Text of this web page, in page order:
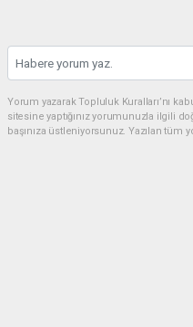
Yorum yazarak Topluluk Kuralları’nı
sitesine yaptığınız yorumunuzla ilgili
başınıza üstleniyorsunuz. Yazılan